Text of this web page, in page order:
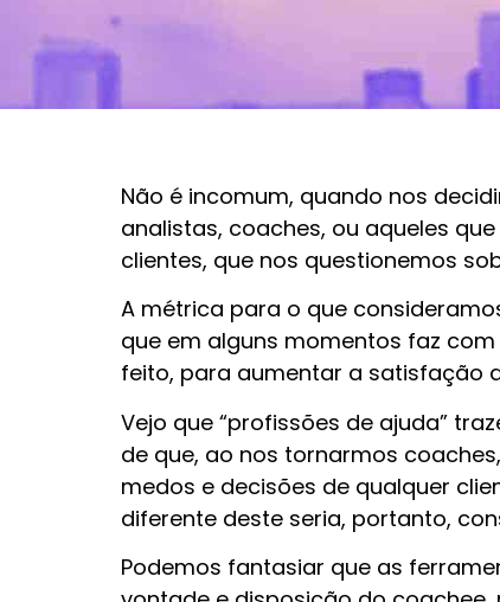
Não é incomum, quando nos
analistas, coaches, ou aqueles
clientes, que nos questionemos
A métrica para o que
que em alguns momentos faz
feito, para aumentar a satisfação
Vejo que “profissões de ajuda”
de que, ao nos tornarmos
medos e decisões de qualquer
diferente deste seria, portanto,
Podemos fantasiar que as